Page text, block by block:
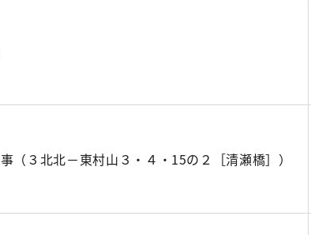
（３北北－東村山３・４・15の２［清瀬橋］）